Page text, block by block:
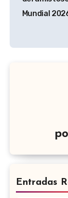
Mundial
Entradas